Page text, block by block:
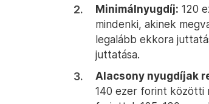
Minimálnyugdíj: 120
mindenki, akinek
legalább ekkora
juttatása.
Alacsony nyugdíjak
140 ezer forint közötti